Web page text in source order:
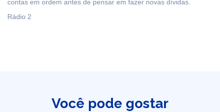
contas em ordem antes de pensar em fazer novas dívidas.
Rádio 2
Você pode gostar